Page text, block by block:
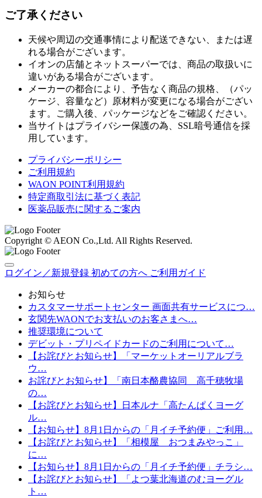
ご了承ください
天候や周辺の交通事情により配送できない、または遅
れる場合がございます。
イオンの店舗とネットスーパーでは、商品の取扱いに
違いがある場合がございます。
メーカーの都合により、予告なく商品の規格、（パッ
ケージ、容量など）原材料が変更になる場合がござい
ます。ご購入後、パッケージなどをご確認ください。
当サイトはプライバシー保護の為、SSL暗号通信を採
用しています。
プライバシーポリシー
ご利用規約
WAON POINT利用規約
特定商取引法に基づく表記
医薬品販売に関するご案内
Copyright © AEON Co.,Ltd. All Rights Reserved.
ログイン／新規登録 初めての方へ ご利用ガイド
お知らせ
カスタマーサポートセンター 画面共有サービスにつ…
玄関先WAONでお支払いのお客さまへ…
推奨環境について
デビット・プリペイドカードのご利用について…
【お詫びとお知らせ】「マーケットオーリアルブラ
ウ…
お詫びとお知らせ】「南日本酪農協同 高千穂牧場
の…
【お詫びとお知らせ】日本ルナ「高たんぱくヨーグ
ル…
【お知らせ】8月1日からの「月イチ予約便」ご利用…
【お詫びとお知らせ】「相模屋 おつまみやっこ」
に…
【お知らせ】8月1日からの「月イチ予約便」チラシ…
【お詫びとお知らせ】「よつ葉北海道のむヨーグル
ト…